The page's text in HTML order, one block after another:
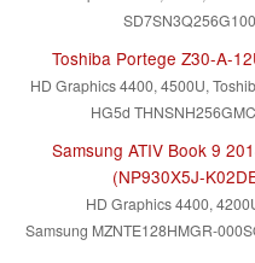
Toshiba Portege Z30-A-
HD Graphics 4400, 4500U,
HG5d
Samsung ATIV Book 9
(NP930X5J-
HD Graphics 4400,
Samsung MZNTE128HMGR-